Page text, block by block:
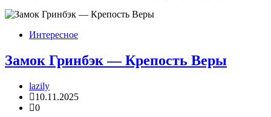
Интересное
Замок Гринбэк — Крепость Веры
lazily
10.11.2025
0